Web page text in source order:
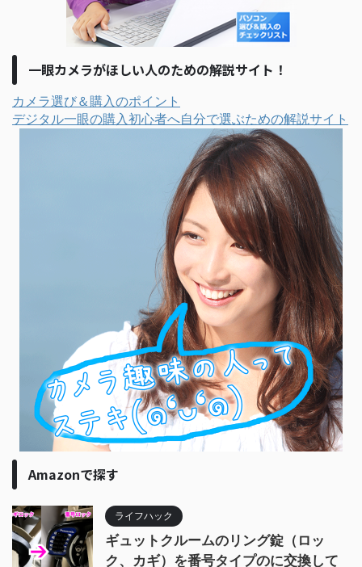
一眼カメラがほしい人のための解説サイト！
カメラ選び＆購入のポイント
デジタル一眼の購入初心者へ自分で選ぶための解説サイト
Amazonで探す
ライフハック
ギュットクルームのリング錠（ロッ
ク、カギ）を番号タイプのに交換して